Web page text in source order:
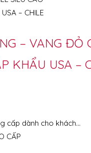
– VANG ĐỎ
KHẨU USA –
cấp dành cho khách…